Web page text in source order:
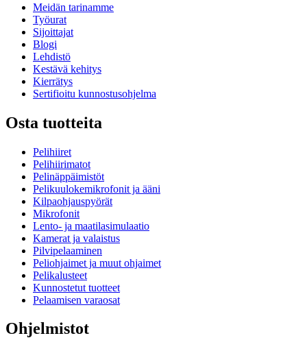
Meidän tarinamme
Työurat
Sijoittajat
Blogi
Lehdistö
Kestävä kehitys
Kierrätys
Sertifioitu kunnostusohjelma
Osta tuotteita
Pelihiiret
Pelihiirimatot
Pelinäppäimistöt
Pelikuulokemikrofonit ja ääni
Kilpaohjauspyörät
Mikrofonit
Lento- ja maatilasimulaatio
Kamerat ja valaistus
Pilvipelaaminen
Peliohjaimet ja muut ohjaimet
Pelikalusteet
Kunnostetut tuotteet
Pelaamisen varaosat
Ohjelmistot